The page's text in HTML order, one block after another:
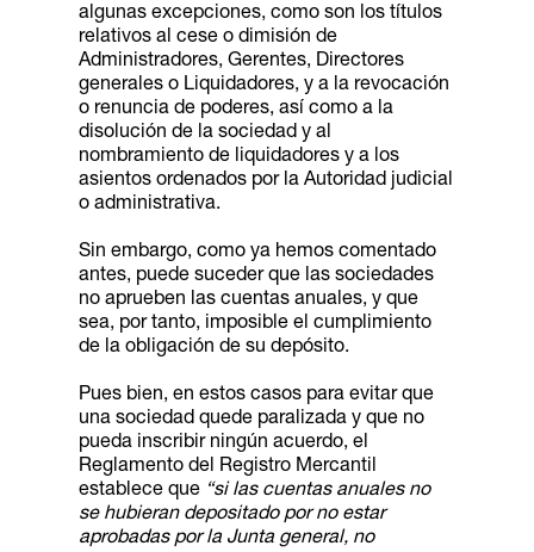
algunas excepciones, como son los títulos
relativos al cese o dimisión de
Administradores, Gerentes, Directores
generales o Liquidadores, y a la revocación
o renuncia de poderes, así como a la
disolución de la sociedad y al
nombramiento de liquidadores y a los
asientos ordenados por la Autoridad judicial
o administrativa.
Sin embargo, como ya hemos comentado
antes, puede suceder que las sociedades
no aprueben las cuentas anuales, y que
sea, por tanto, imposible el cumplimiento
de la obligación de su depósito.
Pues bien, en estos casos para evitar que
una sociedad quede paralizada y que no
pueda inscribir ningún acuerdo, el
Reglamento del Registro Mercantil
establece que “si las cuentas anuales no
se hubieran depositado por no estar
aprobadas por la Junta general, no